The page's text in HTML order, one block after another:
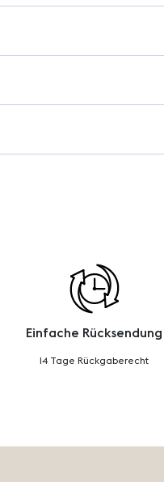
Einfache Rücksendung
14 Tage Rückgaberecht